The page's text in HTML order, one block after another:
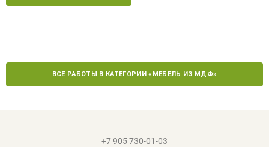
ВСЕ РАБОТЫ В КАТЕГОРИИ «МЕБЕЛЬ ИЗ МДФ»
+7 905 730-01-03